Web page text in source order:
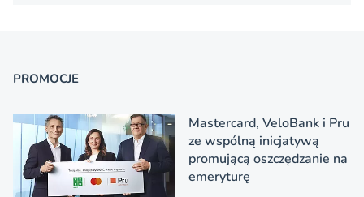
PROMOCJE
Mastercard, VeloBank i Pru
ze wspólną inicjatywą
promującą oszczędzanie na
emeryturę